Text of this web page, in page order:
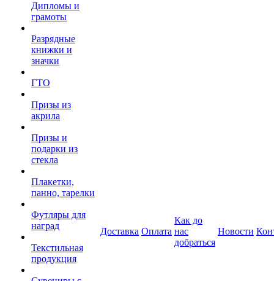
Дипломы и
грамоты
Разрядные
книжки и
значки
ГТО
Призы из
акрила
Призы и
подарки из
стекла
Плакетки,
панно, тарелки
Футляры для
наград
Текстильная
продукция
Доставка Оплата
Как до
нас
добраться
Новости